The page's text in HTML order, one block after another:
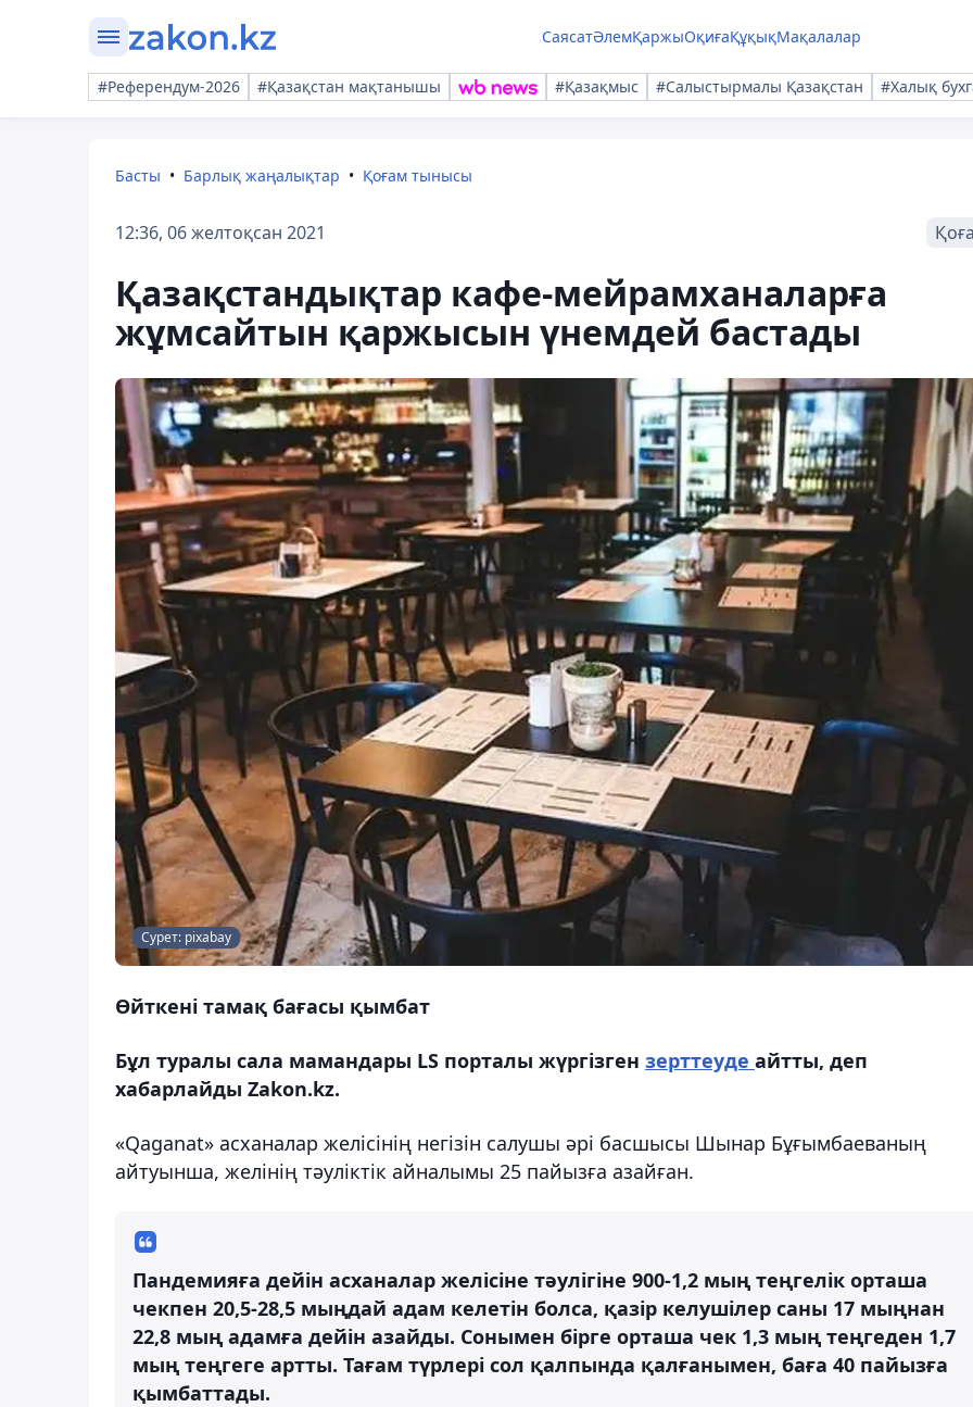
СаясатӘлемҚаржыОқиғаҚұқықМақалалар
#Референдум-2026 #Қазақстан мақтанышы #Қазақмыс #Салыстырмалы Қазақстан #Халық
Басты Барлық жаңалықтар Қоғам тынысы
12:36, 06 желтоқсан 2021
Қазақстандықтар кафе-мейрамханаларға
жұмсайтын қаржысын үнемдей бастады
Сурет: pixabay
Өйткені тамақ бағасы қымбат
Бұл туралы сала мамандары LS порталы жүргізген зерттеуде айтты, деп
хабарлайды Zakon.kz.
«Qaganat» асханалар желісінің негізін салушы әрі басшысы Шынар Бұғымбаеваның
айтуынша, желінің тәуліктік айналымы 25 пайызға азайған.
Пандемияға дейін асханалар желісіне тәулігіне 900-1,2 мың теңгелік орташа
чекпен 20,5-28,5 мыңдай адам келетін болса, қазір келушілер саны 17 мыңнан
22,8 мың адамға дейін азайды. Сонымен бірге орташа чек 1,3 мың теңгеден 1,7
мың теңгеге артты. Тағам түрлері сол қалпында қалғанымен, баға 40 пайызға
қымбаттады.